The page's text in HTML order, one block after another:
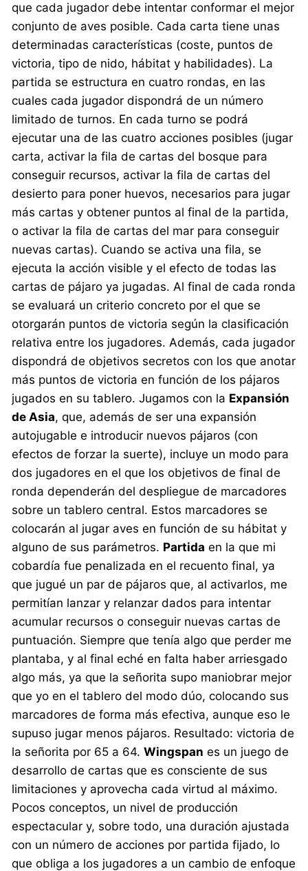
que cada jugador debe intentar conformar el mejor
conjunto de aves posible. Cada carta tiene unas
determinadas características (coste, puntos de
victoria, tipo de nido, hábitat y habilidades). La
partida se estructura en cuatro rondas, en las
cuales cada jugador dispondrá de un número
limitado de turnos. En cada turno se podrá
ejecutar una de las cuatro acciones posibles (jugar
carta, activar la fila de cartas del bosque para
conseguir recursos, activar la fila de cartas del
desierto para poner huevos, necesarios para jugar
más cartas y obtener puntos al final de la partida,
o activar la fila de cartas del mar para conseguir
nuevas cartas). Cuando se activa una fila, se
ejecuta la acción visible y el efecto de todas las
cartas de pájaro ya jugadas. Al final de cada ronda
se evaluará un criterio concreto por el que se
otorgarán puntos de victoria según la clasificación
relativa entre los jugadores. Además, cada jugador
dispondrá de objetivos secretos con los que anotar
más puntos de victoria en función de los pájaros
jugados en su tablero. Jugamos con la Expansión
de Asia, que, además de ser una expansión
autojugable e introducir nuevos pájaros (con
efectos de forzar la suerte), incluye un modo para
dos jugadores en el que los objetivos de final de
ronda dependerán del despliegue de marcadores
sobre un tablero central. Estos marcadores se
colocarán al jugar aves en función de su hábitat y
alguno de sus parámetros. Partida en la que mi
cobardía fue penalizada en el recuento final, ya
que jugué un par de pájaros que, al activarlos, me
permitían lanzar y relanzar dados para intentar
acumular recursos o conseguir nuevas cartas de
puntuación. Siempre que tenía algo que perder me
plantaba, y al final eché en falta haber arriesgado
algo más, ya que la señorita supo maniobrar mejor
que yo en el tablero del modo dúo, colocando sus
marcadores de forma más efectiva, aunque eso le
supuso jugar menos pájaros. Resultado: victoria de
la señorita por 65 a 64.Wingspan es un juego de
desarrollo de cartas que es consciente de sus
limitaciones y aprovecha cada virtud al máximo.
Pocos conceptos, un nivel de producción
espectacular y, sobre todo, una duración ajustada
con un número de acciones por partida fijado, lo
que obliga a los jugadores a un cambio de enfoque